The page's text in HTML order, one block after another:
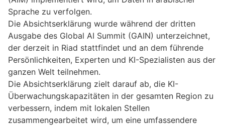
Sprache zu verfolgen.
Die Absichtserklärung wurde während der dritten
Ausgabe des Global AI Summit (GAIN) unterzeichnet,
der derzeit in Riad stattfindet und an dem führende
Persönlichkeiten, Experten und KI-Spezialisten aus der
ganzen Welt teilnehmen.
Die Absichtserklärung zielt darauf ab, die KI-
Überwachungskapazitäten in der gesamten Region zu
verbessern, indem mit lokalen Stellen
zusammengearbeitet wird, um eine umfassendere